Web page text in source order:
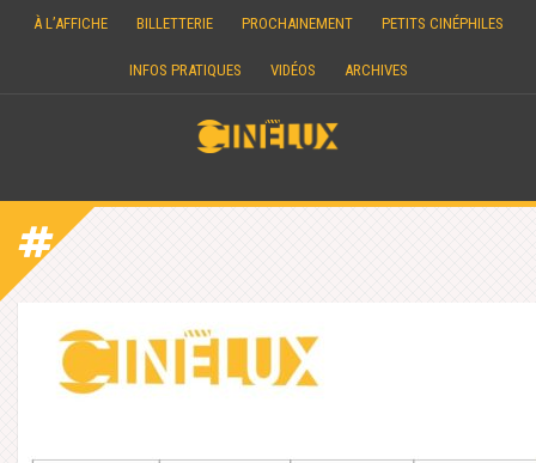
À L’AFFICHE BILLETTERIE PROCHAINEMENT PETITS CINÉPHILES
INFOS PRATIQUES VIDÉOS ARCHIVES